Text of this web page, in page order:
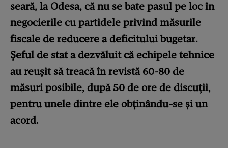
seară, la Odesa, că nu se bate pasul pe loc în
negocierile cu partidele privind măsurile
fiscale de reducere a deficitului bugetar.
Șeful de stat a dezvăluit că echipele tehnice
au reușit să treacă în revistă 60-80 de
măsuri posibile, după 50 de ore de discuții,
pentru unele dintre ele obținându-se și un
acord.